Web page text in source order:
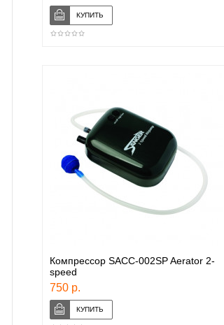
Компрессор SACC-002SP Aerator 2-
speed
750 р.